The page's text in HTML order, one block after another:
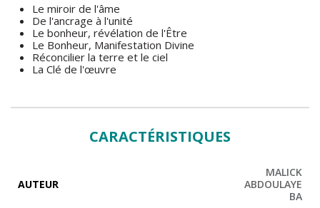
Le miroir de l'âme
De l'ancrage à l'unité
Le bonheur, révélation de l'Être
Le Bonheur, Manifestation Divine
Réconcilier la terre et le ciel
La Clé de l'œuvre
CARACTÉRISTIQUES
AUTEUR
MALICK
ABDOULAYE
BA